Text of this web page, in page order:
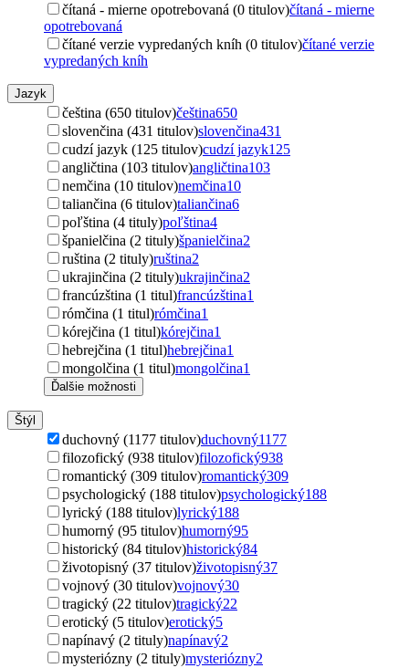
čítaná - mierne opotrebovaná (0 titulov)čítaná - mierne
opotrebovaná
čítané verzie vypredaných kníh (0 titulov)čítané verzie
vypredaných kníh
Jazyk
čeština (650 titulov)čeština650
slovenčina (431 titulov)slovenčina431
cudzí jazyk (125 titulov)cudzí jazyk125
angličtina (103 titulov)angličtina103
nemčina (10 titulov)nemčina10
taliančina (6 titulov)taliančina6
poľština (4 tituly)poľština4
španielčina (2 tituly)španielčina2
ruština (2 tituly)ruština2
ukrajinčina (2 tituly)ukrajinčina2
francúzština (1 titul)francúzština1
rómčina (1 titul)rómčina1
kórejčina (1 titul)kórejčina1
hebrejčina (1 titul)hebrejčina1
mongolčina (1 titul)mongolčina1
Ďalšie možnosti
Štýl
duchovný (1177 titulov)duchovný1177
filozofický (938 titulov)filozofický938
romantický (309 titulov)romantický309
psychologický (188 titulov)psychologický188
lyrický (188 titulov)lyrický188
humorný (95 titulov)humorný95
historický (84 titulov)historický84
životopisný (37 titulov)životopisný37
vojnový (30 titulov)vojnový30
tragický (22 titulov)tragický22
erotický (5 titulov)erotický5
napínavý (2 tituly)napínavý2
mysteriózny (2 tituly)mysteriózny2